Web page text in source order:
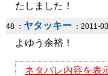
たしました！
48 ： ヤタッキー ：2011-
よゆう余裕！
ネタバレ内容を表